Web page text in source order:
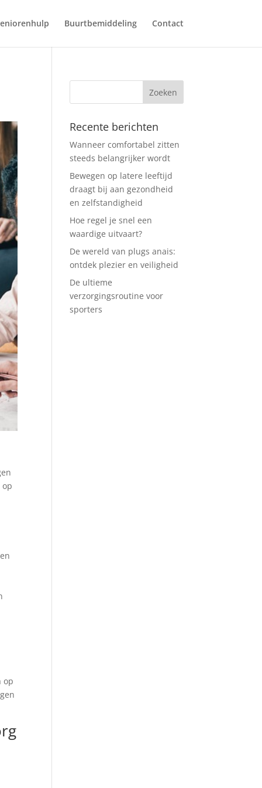
Buurtbemiddeling Contact
op
Recente berichten
Wanneer comfortabel zitten
steeds belangrijker wordt
Bewegen op latere leeftijd
draagt bij aan gezondheid
en zelfstandigheid
Hoe regel je snel een
waardige uitvaart?
De wereld van plugs anais:
ontdek plezier en veiligheid
De ultieme
verzorgingsroutine voor
sporters